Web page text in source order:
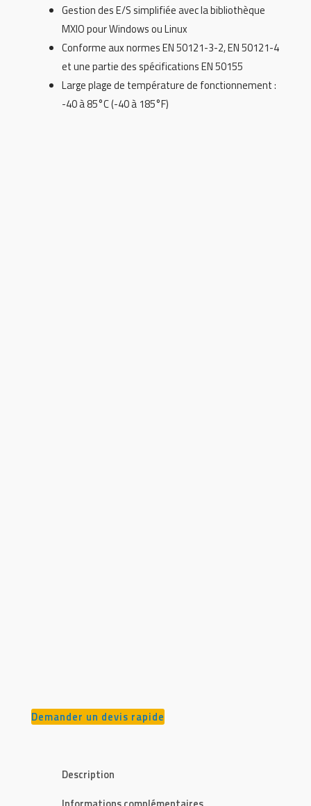
Gestion des E/S simplifiée avec la bibliothèque
MXIO pour Windows ou Linux
Conforme aux normes EN 50121-3-2, EN 50121-4
et une partie des spécifications EN 50155
Large plage de température de fonctionnement :
-40 à 85°C (-40 à 185°F)
Demander un devis rapide
Description